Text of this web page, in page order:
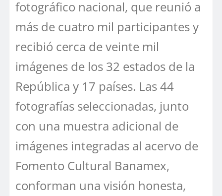
fotográfico nacional, que reunió a
más de cuatro mil participantes y
recibió cerca de veinte mil
imágenes de los 32 estados de la
República y 17 países. Las 44
fotografías seleccionadas, junto
con una muestra adicional de
imágenes integradas al acervo de
Fomento Cultural Banamex,
conforman una visión honesta,